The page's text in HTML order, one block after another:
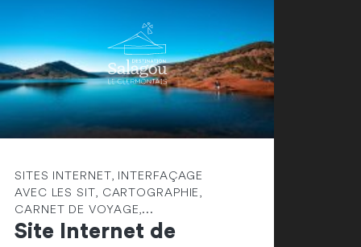
SITES INTERNET, INTERFAÇAGE
AVEC LES SIT, CARTOGRAPHIE,
CARNET DE VOYAGE,...
Site Internet de